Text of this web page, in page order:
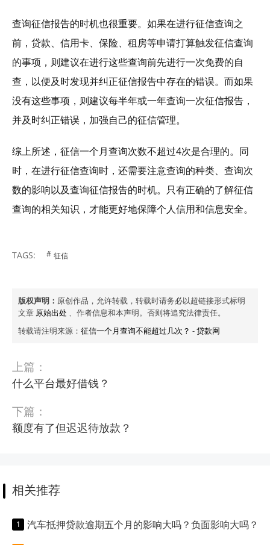
查询征信报告的时机也很重要。如果在进行征信查询之
前，贷款、信用卡、保险、租房等申请打算触发征信查询
的事项，则建议在进行这些查询前先进行一次免费的自
查，以便及时发现并纠正征信报告中存在的错误。而如果
没有这些事项，则建议每半年或一年查询一次征信报告，
并及时纠正错误，加强自己的征信管理。
综上所述，征信一个月查询次数不超过4次是合理的。同
时，在进行征信查询时，还需要注意查询的种类、查询次
数的影响以及查询征信报告的时机。只有正确的了解征信
查询的相关知识，才能更好地保障个人信用和信息安全。
TAGS: 征信
版权声明： 原创作品，允许转载，转载时请务必以超链接形式标明
文章 原始出处 、作者信息和本声明。否则将追究法律责任。
转载请注明来源： 征信一个月查询不能超过几次？ -贷款网
上篇：
什么平台最好借钱？
下篇：
额度有了但迟迟待放款？
相关推荐
汽车抵押贷款逾期五个月的影响大吗？负面影响大吗？